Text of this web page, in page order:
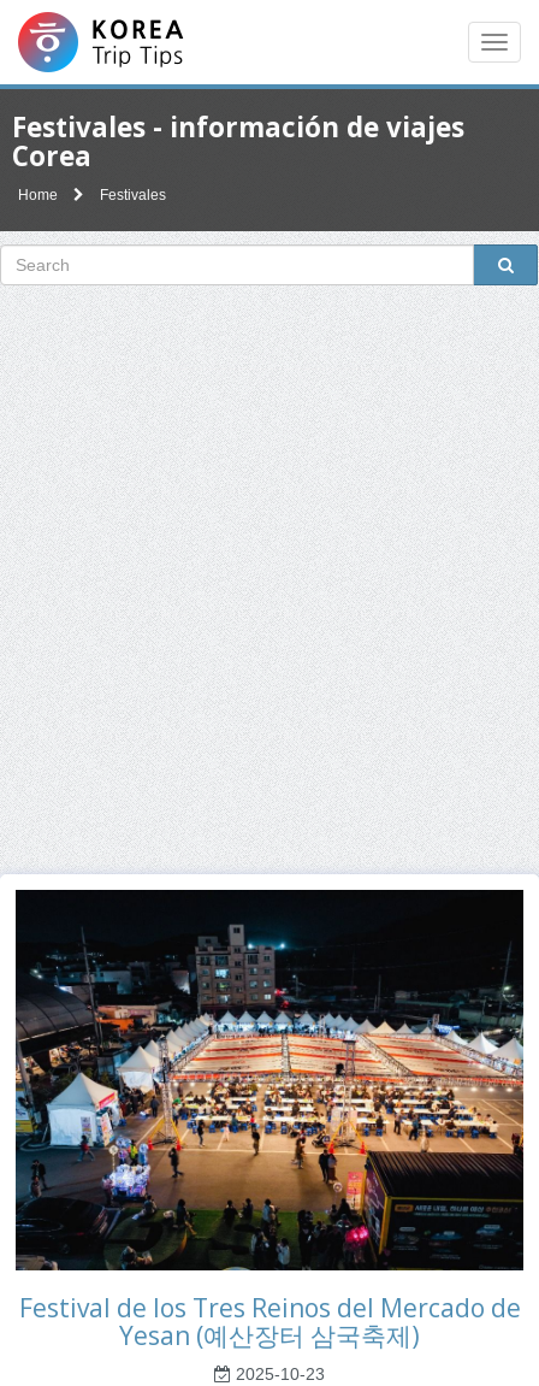
Festivales - información de viajes
Corea
Home Festivales
Festival de los Tres Reinos del Mercado de
Yesan (예산장터 삼국축제)
2025-10-23